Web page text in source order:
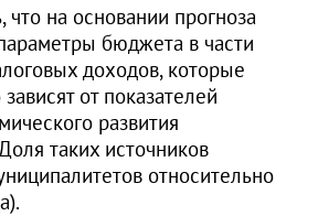
что на основании прогноза
бюджета в части
доходов, которые
от показателей
развития
таких источников
относительно